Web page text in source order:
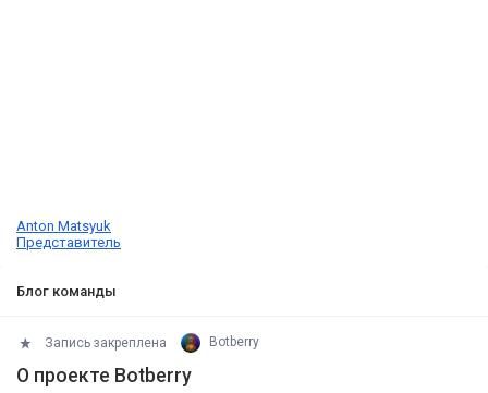
Anton Matsyuk
Представитель
Блог команды
Запись закреплена Botberry
О проекте Botberry